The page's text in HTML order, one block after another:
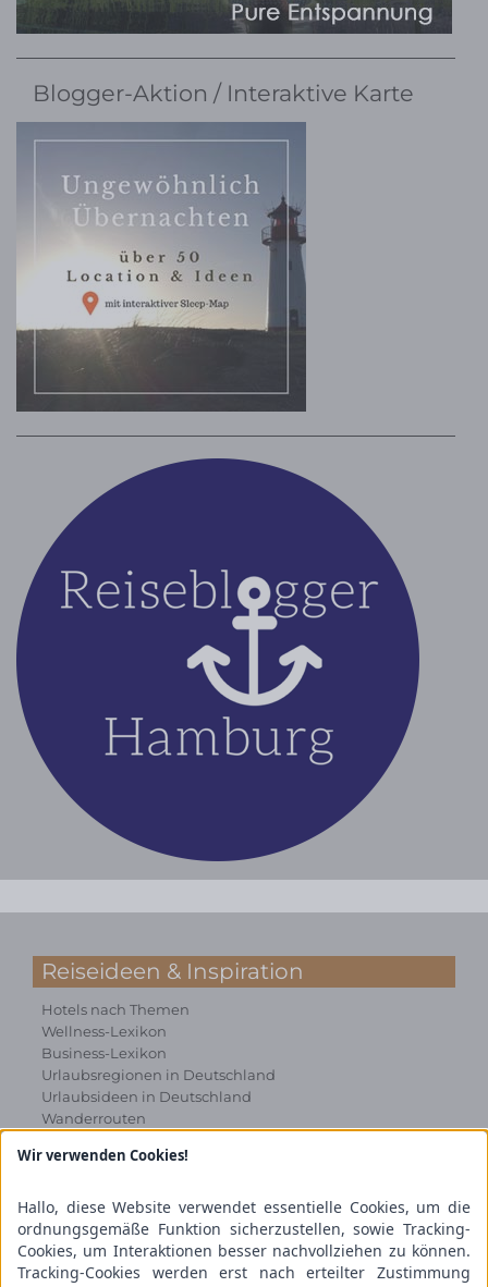
Blogger-Aktion / Interaktive Karte
Reiseideen & Inspiration
Hotels nach Themen
Wellness-Lexikon
Business-Lexikon
Urlaubsregionen in Deutschland
Urlaubsideen in Deutschland
Wanderrouten
Kooperation & Zusammenarbeit
Kundenbereich
Presse
Über uns
Kooperation/Zusammenarbeit
Wir verwenden Cookies!
Hallo, diese Website verwendet essentielle Cookies, um die
ordnungsgemäße Funktion sicherzustellen, sowie Tracking-
Cookies, um Interaktionen besser nachvollziehen zu können.
Tracking-Cookies werden erst nach erteilter Zustimmung